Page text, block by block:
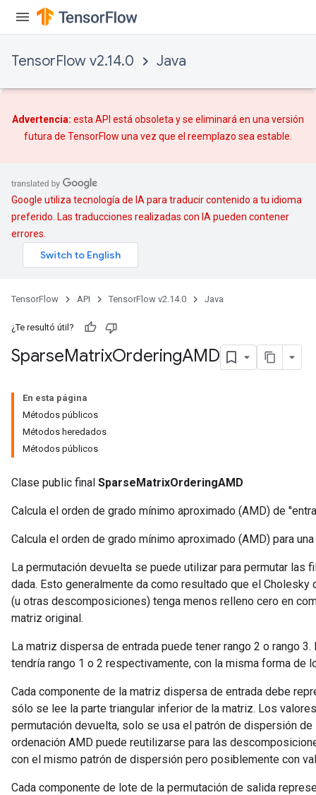
TensorFlow v2.14.0 Java
Advertencia: esta API está obsoleta y se eliminará en una versión
futura de TensorFlow una vez que el reemplazo sea estable.
Google utiliza tecnología de IA para traducir contenido a tu idioma
preferido. Las traducciones realizadas con IA pueden contener
errores.
TensorFlow API TensorFlow v2.14.0 Java
¿Te resultó útil?
SparseMatrixOrderingAMD
En esta página
Métodos públicos
Métodos heredados
Métodos públicos
Clase public final SparseMatrixOrderingAMD
Calcula el orden de grado mínimo aproximado (AMD) de
Calcula el orden de grado mínimo aproximado (AMD) para
La permutación devuelta se puede utilizar para permutar las
dada. Esto generalmente da como resultado que el
(u otras descomposiciones) tenga menos relleno cero en
matriz original.
La matriz dispersa de entrada puede tener rango 2 o rango
tendría rango 1 o 2 respectivamente, con la misma forma de
Cada componente de la matriz dispersa de entrada debe
sólo se lee la parte triangular inferior de la matriz. Los
permutación devuelta, solo se usa el patrón de dispersión
ordenación AMD puede reutilizarse para las
con el mismo patrón de dispersión pero posiblemente con
Cada componente de lote de la permutación de salida